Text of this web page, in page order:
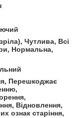
Чутлива, Всі
Нормальна,
Перешкоджає
Відновлення,
ознак старіння,